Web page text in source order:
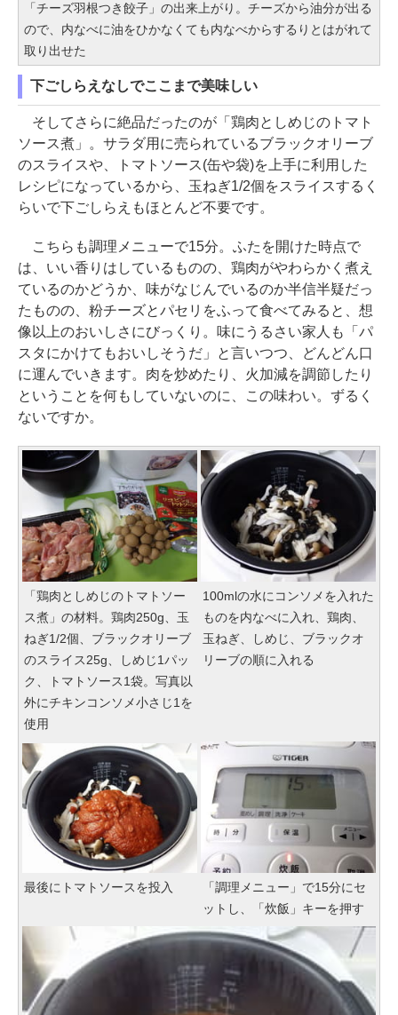
「チーズ羽根つき餃子」の出来上がり。チーズから油分が出る
ので、内なべに油をひかなくても内なべからするりとはがれて
取り出せた
下ごしらえなしでここまで美味しい
そしてさらに絶品だったのが「鶏肉としめじのトマト
ソース煮」。サラダ用に売られているブラックオリーブ
のスライスや、トマトソース(缶や袋)を上手に利用した
レシピになっているから、玉ねぎ1/2個をスライスするく
らいで下ごしらえもほとんど不要です。
こちらも調理メニューで15分。ふたを開けた時点で
は、いい香りはしているものの、鶏肉がやわらかく煮え
ているのかどうか、味がなじんでいるのか半信半疑だっ
たものの、粉チーズとパセリをふって食べてみると、想
像以上のおいしさにびっくり。味にうるさい家人も「パ
スタにかけてもおいしそうだ」と言いつつ、どんどん口
に運んでいきます。肉を炒めたり、火加減を調節したり
ということを何もしていないのに、この味わい。ずるく
ないですか。
「鶏肉としめじのトマトソー
ス煮」の材料。鶏肉250g、玉
ねぎ1/2個、ブラックオリーブ
のスライス25g、しめじ1パッ
ク、トマトソース1袋。写真以
外にチキンコンソメ小さじ1を
使用
100mlの水にコンソメを入れた
ものを内なべに入れ、鶏肉、
玉ねぎ、しめじ、ブラックオ
リーブの順に入れる
最後にトマトソースを投入
「調理メニュー」で15分にセ
ットし、「炊飯」キーを押す